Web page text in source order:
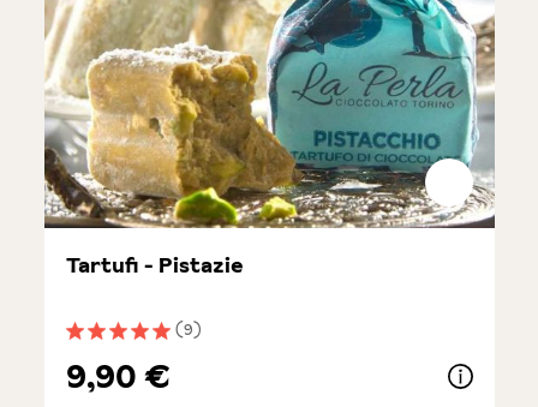
Durchschnittliche Bewertung von 5 von 5 Sternen
(9)
Tartufi - Pistazie
9,90 €